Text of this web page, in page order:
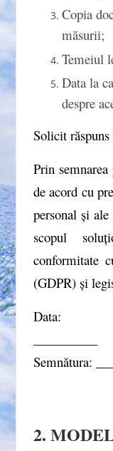
Copia
măsurii;
Temeiul
Data la
despre
Solicit
Prin
de acord cu
personal și
scopul
conformitate
(GDPR) și
Data:
Semnătura:
2.